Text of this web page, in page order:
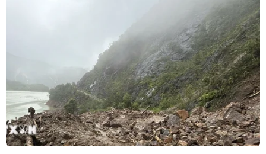
CƠ QUAN CHỦ QUẢN: THÔNG TẤN XÃ VIỆT NAM
Tổng Biên tập: TRẦN TIẾN DUẨN
Phó Tổng Biên tập: NGUYỄN THỊ TÁM, KHÚC THANH
THỦY